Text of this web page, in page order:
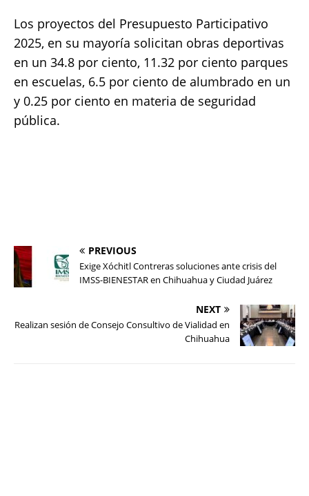
Los proyectos del Presupuesto Participativo
2025, en su mayoría solicitan obras deportivas
en un 34.8 por ciento, 11.32 por ciento parques
en escuelas, 6.5 por ciento de alumbrado en un
y 0.25 por ciento en materia de seguridad
pública.
PREVIOUS
Exige Xóchitl Contreras soluciones ante crisis del
IMSS-BIENESTAR en Chihuahua y Ciudad Juárez
NEXT
Realizan sesión de Consejo Consultivo de Vialidad en
Chihuahua